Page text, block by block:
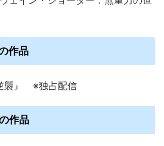
作品
襲』 ※独占配信
作品